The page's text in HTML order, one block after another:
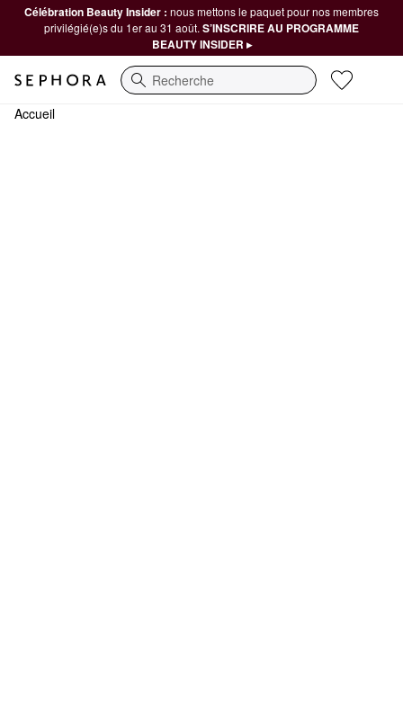
Célébration Beauty Insider : nous mettons le paquet pour nos membres
privilégié(e)s du 1er au 31 août. S’INSCRIRE AU PROGRAMME
BEAUTY INSIDER ▸
Recherche
Accueil